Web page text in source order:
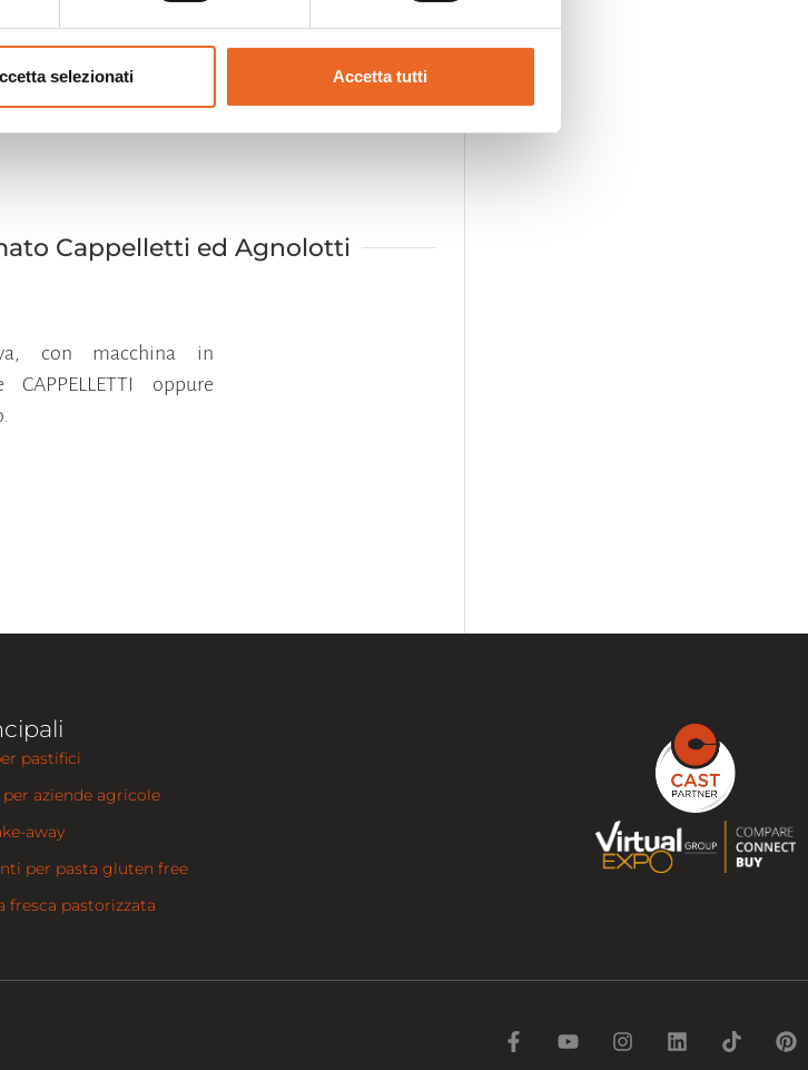
selezionati Accetta tutti
Scarica il PDF
Cappelletti ed Agnolotti
con macchina in
oppure
pastifici
aziende agricole
away
per pasta gluten free
fresca pastorizzata